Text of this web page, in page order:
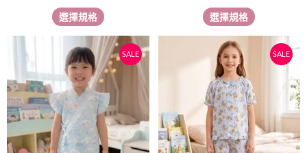
選擇規格
擇
選
選擇規格
擇
選
項
SALE
原
始
價
格：
$109。
目
前
價
格：
$95。
產
品
有
種
款
SALE
原
始
價
格：
$99。
格：
$89。
此
產
品
有
多
種
款